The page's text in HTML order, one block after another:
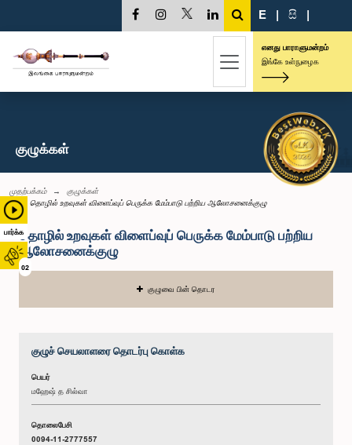
பார்க்க
02
E | සි |
எனது பாராளுமன்றம்
இங்கே உள்நுழைக
குழுக்கள்
முதற்பக்கம்
குழுக்கள்
தொழில் உறவுகள் விளைப்வுப் பெருக்க மேம்பாடு பற்றிய ஆலோசனைக்குழு
தொழில் உறவுகள் விளைப்வுப் பெருக்க மேம்பாடு பற்றிய
ஆலோசனைக்குழு
குழுவை பின் தொடர
குழுச் செயலாளரை தொடர்பு கொள்க
பெயர்
மஹேஷ் த சில்வா
தொலைபேசி
0094-11-2777557